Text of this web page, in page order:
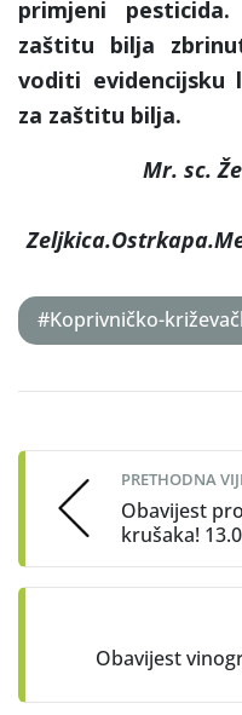
primjeni
zaštitu bilja
voditi evidencijsku
za zaštitu bilja.
Mr. sc.
#Koprivničko-
navigation
PRETHODNA
Obavijest
krušaka!
Obavijest